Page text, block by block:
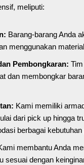
meliputi:
Barang-barang Anda
menggunakan
Pembongkaran:
dan membongkar
Kami memiliki
dari pick up hingga
berbagai kebutuhan
membantu Anda
sesuai dengan